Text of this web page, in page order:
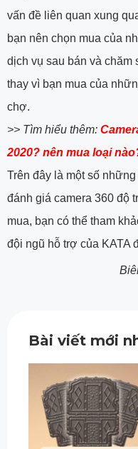
vấn đề liên quan xung
bạn nên chọn mua của
dịch vụ sau bán và chăm
thay vì bạn mua của
chợ.
>> Tìm hiểu thêm:
2020? nên mua loại
Trên đây là một số
đánh giá camera 360 độ
mua, bạn có thể tham
đội ngũ hỗ trợ của KATA
Bài viết mới